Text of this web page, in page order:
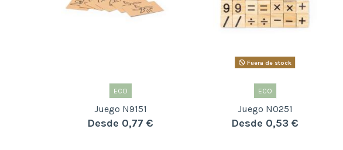
ECO
Juego N9151
Desde 0,77 €
Fuera de stock
ECO
Juego N0251
Desde 0,53 €